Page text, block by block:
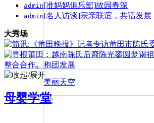
美丽天空
admin[准妈妈俱乐部]故园春深
admin[名人访谈]宗亲联谊，共话发展
大秀场
整合合作、抱团发展
母婴学堂